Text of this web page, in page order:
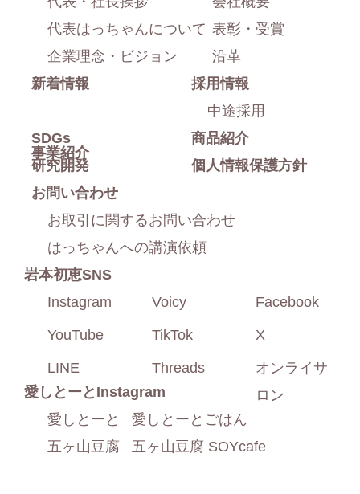
代表はっちゃんについて
企業理念・ビジョン
表彰・受賞
沿革
採用情報
中途採用
事業紹介
商品紹介
研究開発
新着情報
個人情報保護方針
SDGs
お問い合わせ
お取引に関するお問い合わせ
はっちゃんへの講演依頼
岩本初恵SNS
Instagram
Voicy Facebook
YouTube TikTok X
LINE Threads
オンライサ
ロン
愛しとーと Instagram
愛しとーと
愛しとーとごはん
五ヶ山豆腐
五ヶ山豆腐 SOYcafe